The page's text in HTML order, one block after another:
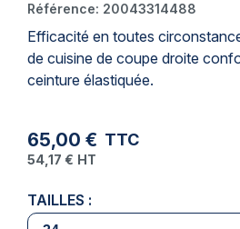
Référence: 20043314488
Efficacité en toutes
de cuisine de coupe droite
ceinture élastiquée.
65,00 € TTC
54,17 € HT
TAILLES :